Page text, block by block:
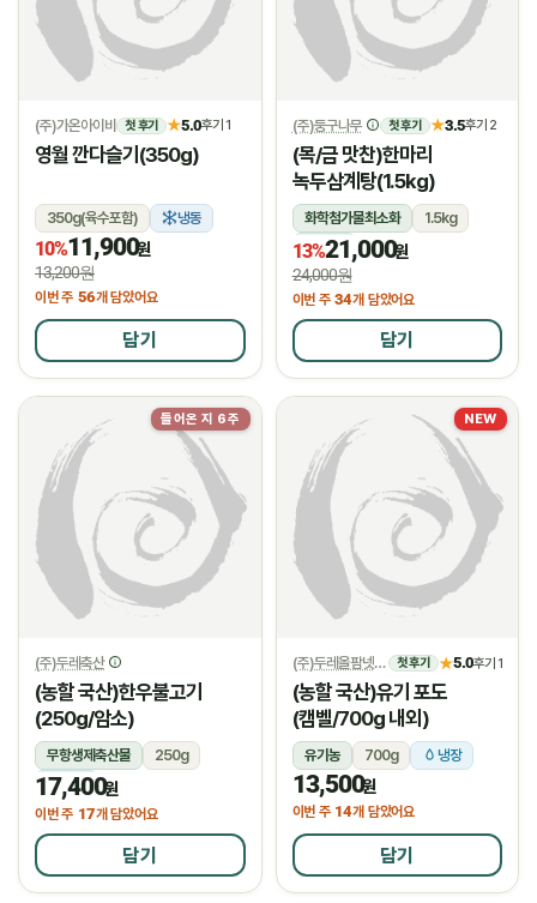
(주)가온아이비 첫 후기 ★5.0후기 1
영월 깐다슬기(350g)
350g(육수포함) 냉동
10%11,900원
13,200원
이번 주 56개 담았어요
담기
(주)둥구나무 첫 후기 ★3.5후기 2
(목/금 맛찬)한마리
녹두삼계탕(1.5kg)
화학첨가물최소화
1.5kg
냉장
13%21,000원
24,000원
이번 주 34개 담았어요
담기
들어온 지 6주
(주)두레축산
(농할 국산)한우불고기
(250g/암소)
무항생제축산물
250g
냉장
17,400원
이번 주 17개 담았어요
담기
NEW
(주)두레올팜넷 첫 후기 ★5.0후기 1
(농할 국산)유기 포도
(캠벨/700g 내외)
유기농 700g 냉장
13,500원
이번 주 14개 담았어요
담기